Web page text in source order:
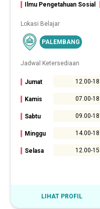
Ilmu Pengetahuan Sosial
Lokasi Belajar
PALEMBANG
Jadwal Ketersediaan
Jumat 12.00-
Kamis 07.00-
Sabtu 09.00-
Minggu 14.00-
Selasa 12.00-
LIHAT PROFIL